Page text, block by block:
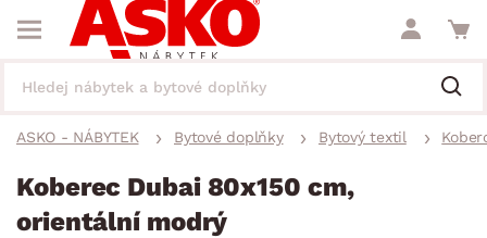
ASKO - NÁBYTEK Bytové doplňky Bytový textil
Koberec Dubai 80x150 cm,
orientální modrý